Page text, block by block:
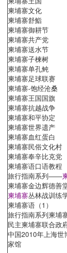
柬埔寨文化
柬埔寨舒鮨
柬埔寨御耕节
柬埔寨共产党
柬埔寨送水节
柬埔寨子楝树
柬埔寨单孔鲀
柬埔寨足球联赛
柬埔寨-饱经沧桑
柬埔寨王国国旗
柬埔寨抗越战争
柬埔寨和平协定
柬埔寨世界遗产
柬埔寨血红蛋白
柬埔寨民俗文化村
柬埔寨奉辛比克党
柬埔寨语口语教程
旅行指南系列——
柬埔寨金边辉德善
柬埔寨丛林战训练
柬埔寨语（1）
旅行指南系列柬埔
民主柬埔寨联合政
中国2010年上海世
家馆